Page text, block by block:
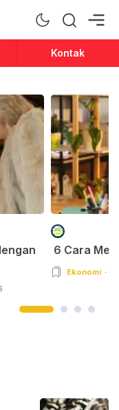
Kontak
6 Cara
Ekonomi